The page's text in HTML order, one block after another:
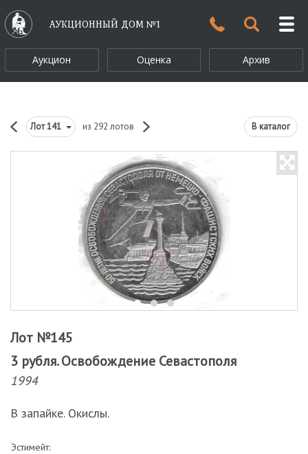
АУКЦИОННЫЙ ДОМ №1
Аукцион Оценка Архив
Лот141 из 292 лотов В каталог
Лот №145
3 рубля. Освобождение Севастополя
1994
В запайке. Окислы.
Эстимейт: